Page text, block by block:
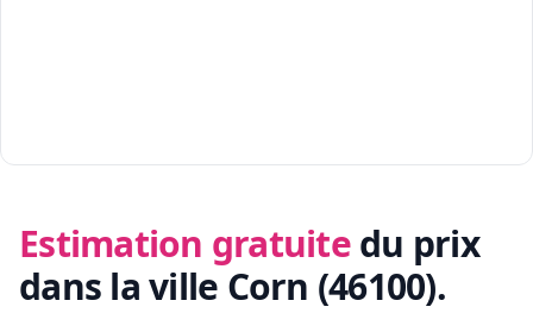
Estimation gratuite du prix
dans la ville Corn (46100).